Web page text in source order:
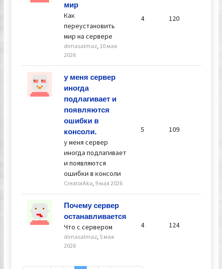
мир
Как
переустановить
мир на сервере
dimasalmaz, 10 мая
2026
4 120
у меня сервер
иногда
подлагивает и
появляются
ошибки в
консоли.
у меня сервер
иногда подлагивает
и появляются
ошибки в консоли
CreatorAka, 9 мая 2026
5 109
Почему сервер
останавливается
Что с сервером
dimasalmaz, 5 мая
2026
4 124